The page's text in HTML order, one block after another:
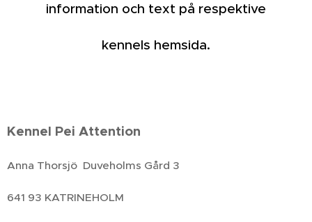
information och text på respektive
kennels hemsida.
Kennel Pei Attention
Anna Thorsjö Duveholms Gård 3
641 93 KATRINEHOLM